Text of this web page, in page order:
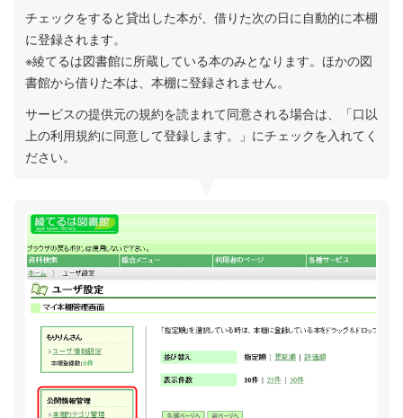
チェックをすると貸出した本が、借りた次の日に自動的に本棚
に登録されます。
※綾てるは図書館に所蔵している本のみとなります。ほかの図
書館から借りた本は、本棚に登録されません。
サービスの提供元の規約を読まれて同意される場合は、「口以
上の利用規約に同意して登録します。」にチェックを入れてく
ださい。